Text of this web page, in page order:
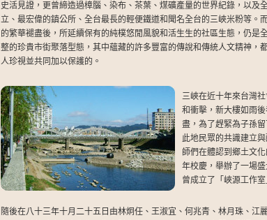
史活見證，更曾締造過樟腦、染布、茶葉、煤礦產量的世界紀錄，以及
立、最宏偉的鎮公所、全台最長的輕便鐵道和聞名全台的三峽米粉等。
的繁華褪盡後，所延續保有的純樸悠閒風貌和活生生的社區生態，仍是
整的珍貴市街聚落型態，其中蘊藏的許多豐富的傳說和傳統人文精神，
人珍視並共同加以保護的。
三峽在近十年來台灣
和衝擊，新大樓如雨
盡，為了趕緊為子孫
此地民眾的共識建立
師們在體認到鄉土文
年校慶，舉辦了一場
曾成立了「峽源工作
隨後在八十三年十月二十五日由林炯任、王淑宜、何兆青、林月珠、